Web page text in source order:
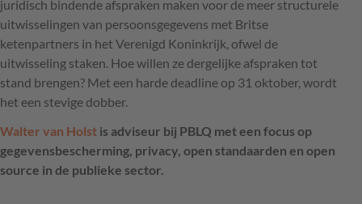
juridisch bindende afspraken maken voor de meer structurele
uitwisselingen van persoonsgegevens met Britse
ketenpartners in het Verenigd Koninkrijk, ofwel de
uitwisseling staken. Hoe willen ze dergelijke afspraken tot
stand brengen? Met een harde deadline op 31 oktober, wordt
het een stevige dobber.
Walter van Holst is adviseur bij PBLQ met een focus op
gegevensbescherming, privacy, open standaarden en open
source in de publieke sector.